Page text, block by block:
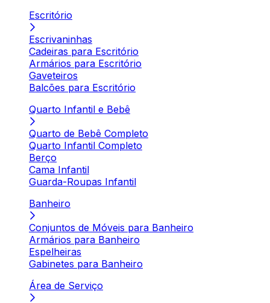
Escritório
Escrivaninhas
Cadeiras para Escritório
Armários para Escritório
Gaveteiros
Balcões para Escritório
Quarto Infantil e Bebê
Quarto de Bebê Completo
Quarto Infantil Completo
Berço
Cama Infantil
Guarda-Roupas Infantil
Banheiro
Conjuntos de Móveis para Banheiro
Armários para Banheiro
Espelheiras
Gabinetes para Banheiro
Área de Serviço